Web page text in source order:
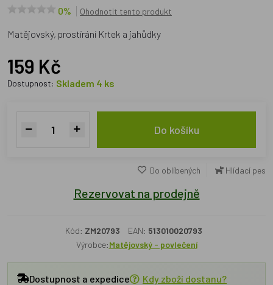
0% Ohodnotit tento produkt
Matějovský, prostírání Krtek a jahůdky
159 Kč
Dostupnost: Skladem 4 ks
Do košíku
Do oblíbených Hlídací pes
Rezervovat na prodejně
Kód: ZM20793 EAN: 513010020793
Výrobce:Matějovský - povlečení
Dostupnost a expedice Kdy zboží dostanu?